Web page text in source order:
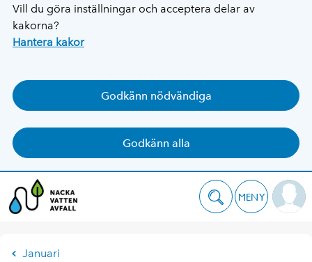
Vill du göra inställningar och acceptera delar av
kakorna?
Hantera kakor
Godkänn nödvändiga
Godkänn alla
MENY
Januari